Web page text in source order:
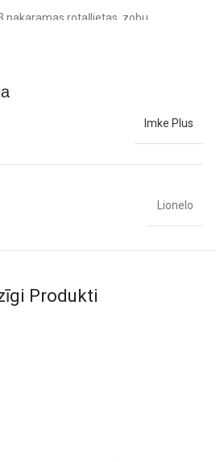
pakaramas rotaļlietas, zobu
Imke Plus
Lionelo
Produkti